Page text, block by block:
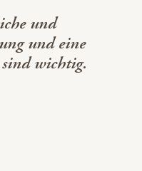
und
und eine
sind wichtig.